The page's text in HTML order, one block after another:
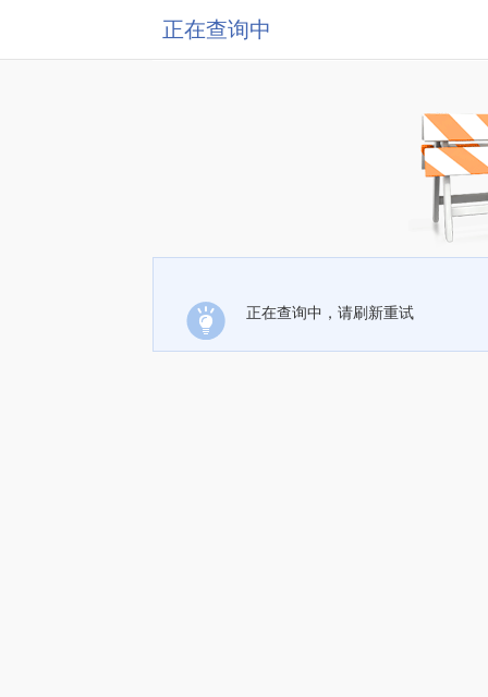
正在查询中
正在查询中，请刷新重试